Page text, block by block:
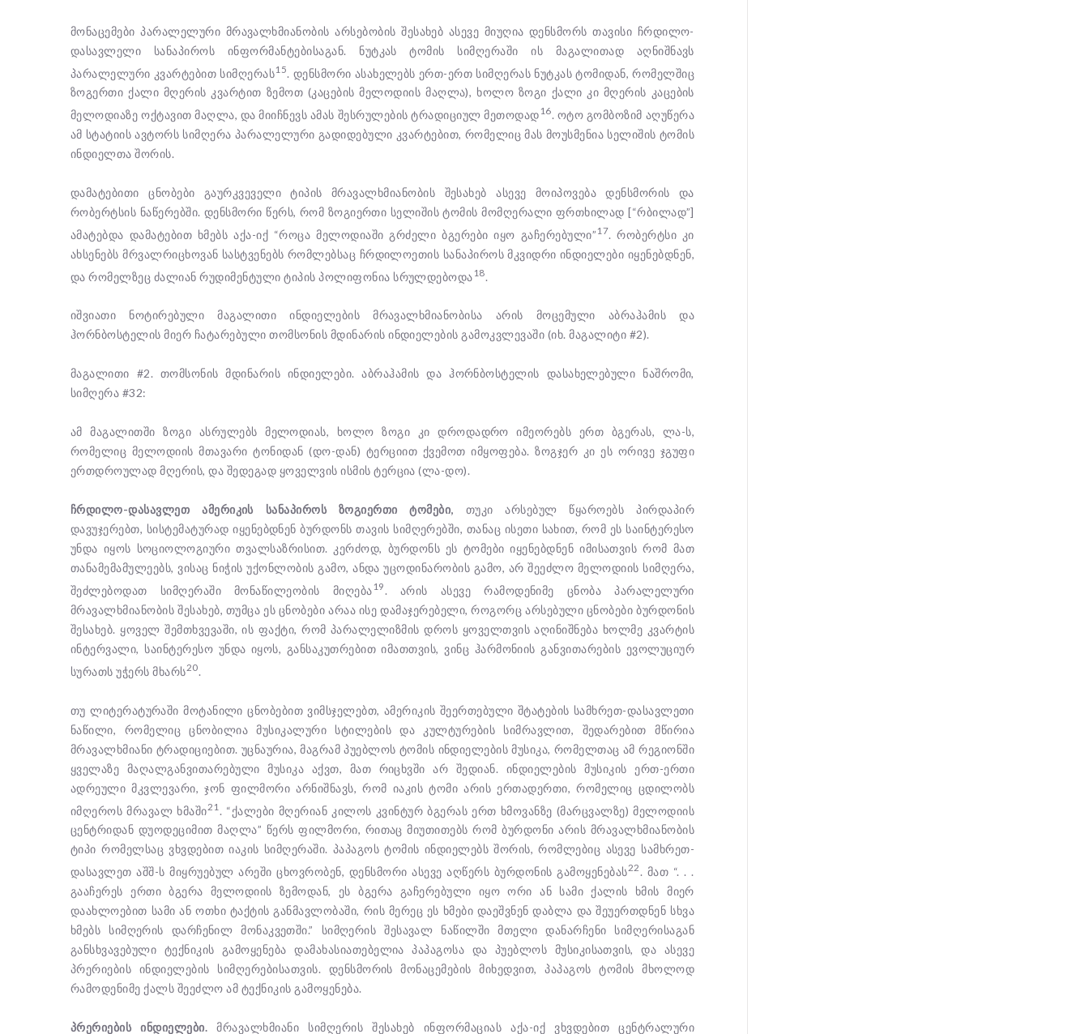
მონაცემები პარალელური მრავალხმიანობის არსებობის შესახებ ასევე მიუღია დენსმორს თავისი ჩრდილო-
დასავლელი სანაპიროს ინფორმანტებისაგან. ნუტკას ტომის სიმღერაში ის მაგალითად აღნიშნავს
პარალელური კვარტებით სიმღერას15. დენსმორი ასახელებს ერთ-ერთ სიმღერას ნუტკას ტომიდან, რომელშიც
ზოგერთი ქალი მღერის კვარტით ზემოთ (კაცების მელოდიის მაღლა), ხოლო ზოგი ქალი კი მღერის კაცების
მელოდიაზე ოქტავით მაღლა, და მიიჩნევს ამას შესრულების ტრადიციულ მეთოდად 16. ოტო გომბოზიმ აღუწერა
ამ სტატიის ავტორს სიმღერა პარალელური გადიდებული კვარტებით, რომელიც მას მოუსმენია სელიშის ტომის
ინდიელთა შორის.
დამატებითი ცნობები გაურკვეველი ტიპის მრავალხმიანობის შესახებ ასევე მოიპოვება დენსმორის და
რობერტსის ნაწერებში. დენსმორი წერს, რომ ზოგიერთი სელიშის ტომის მომღერალი ფრთხილად [“რბილად”]
ამატებდა დამატებით ხმებს აქა-იქ “როცა მელოდიაში გრძელი ბგერები იყო გაჩერებული” 17. რობერტსი კი
ახსენებს მრვალრიცხოვან სასტვენებს რომლებსაც ჩრდილოეთის სანაპიროს მკვიდრი ინდიელები იყენებდნენ,
და რომელზეც ძალიან რუდიმენტული ტიპის პოლიფონია სრულდებოდა 18.
იშვიათი ნოტირებული მაგალითი ინდიელების მრავალხმიანობისა არის მოცემული აბრაჰამის და
ჰორნბოსტელის მიერ ჩატარებული თომსონის მდინარის ინდიელების გამოკვლევაში (იხ. მაგალიტი #2).
მაგალითი #2. თომსონის მდინარის ინდიელები. აბრაჰამის და ჰორნბოსტელის დასახელებული ნაშრომი,
სიმღერა #32:
ამ მაგალითში ზოგი ასრულებს მელოდიას, ხოლო ზოგი კი დროდადრო იმეორებს ერთ ბგერას, ლა-ს,
რომელიც მელოდიის მთავარი ტონიდან (დო-დან) ტერციით ქვემოთ იმყოფება. ზოგჯერ კი ეს ორივე ჯგუფი
ერთდროულად მღერის, და შედეგად ყოველვის ისმის ტერცია (ლა-დო).
ჩრდილო-დასავლეთ ამერიკის სანაპიროს ზოგიერთი ტომები, თუკი არსებულ წყაროებს პირდაპირ
დავუჯერებთ, სისტემატურად იყენებდნენ ბურდონს თავის სიმღერებში, თანაც ისეთი სახით, რომ ეს საინტერესო
უნდა იყოს სოციოლოგიური თვალსაზრისით. კერძოდ, ბურდონს ეს ტომები იყენებდნენ იმისათვის რომ მათ
თანამემამულეებს, ვისაც ნიჭის უქონლობის გამო, ანდა უცოდინარობის გამო, არ შეეძლო მელოდიის სიმღერა,
შეძლებოდათ სიმღერაში მონაწილეობის მიღება 19. არის ასევე რამოდენიმე ცნობა პარალელური
მრავალხმიანობის შესახებ, თუმცა ეს ცნობები არაა ისე დამაჯერებელი, როგორც არსებული ცნობები ბურდონის
შესახებ. ყოველ შემთხვევაში, ის ფაქტი, რომ პარალელიზმის დროს ყოველთვის აღინიშნება ხოლმე კვარტის
ინტერვალი, საინტერესო უნდა იყოს, განსაკუთრებით იმათთვის, ვინც ჰარმონიის განვითარების ევოლუციურ
სურათს უჭერს მხარს20.
თუ ლიტერატურაში მოტანილი ცნობებით ვიმსჯელებთ, ამერიკის შეერთებული შტატების სამხრეთ-დასავლეთი
ნაწილი, რომელიც ცნობილია მუსიკალური სტილების და კულტურების სიმრავლით, შედარებით მწირია
მრავალხმიანი ტრადიციებით. უცნაურია, მაგრამ პუებლოს ტომის ინდიელების მუსიკა, რომელთაც ამ რეგიონში
ყველაზე მაღალგანვითარებული მუსიკა აქვთ, მათ რიცხვში არ შედიან. ინდიელების მუსიკის ერთ-ერთი
ადრეული მკვლევარი, ჯონ ფილმორი არნიშნავს, რომ იაკის ტომი არის ერთადერთი, რომელიც ცდილობს
იმღეროს მრავალ ხმაში21
. “ქალები მღერიან კილოს კვინტურ ბგერას ერთ ხმოვანზე (მარცვალზე) მელოდიის
ცენტრიდან დუოდეციმით მაღლა” წერს ფილმორი, რითაც მიუთითებს რომ ბურდონი არის მრავალხმიანობის
ტიპი რომელსაც ვხვდებით იაკის სიმღერაში. პაპაგოს ტომის ინდიელებს შორის, რომლებიც ასევე სამხრეთ-
დასავლეთ აშშ-ს მიყრუებულ არეში ცხოვრობენ, დენსმორი ასევე აღწერს ბურდონის გამოყენებას22. მათ “. . .
გააჩერეს ერთი ბგერა მელოდიის ზემოდან, ეს ბგერა გაჩერებული იყო ორი ან სამი ქალის ხმის მიერ
დაახლოებით სამი ან ოთხი ტაქტის განმავლობაში, რის მერეც ეს ხმები დაეშვნენ დაბლა და შეუერთდნენ სხვა
ხმებს სიმღერის დარჩენილ მონაკვეთში.” სიმღერის შესავალ ნაწილში მთელი დანარჩენი სიმღერისაგან
განსხვავებული ტექნიკის გამოყენება დამახასიათებელია პაპაგოსა და პუებლოს მუსიკისათვის, და ასევე
პრერიების ინდიელების სიმღერებისათვის. დენსმორის მონაცემების მიხედვით, პაპაგოს ტომის მხოლოდ
რამოდენიმე ქალს შეეძლო ამ ტექნიკის გამოყენება.
პრერიების ინდიელები. მრავალხმიანი სიმღერის შესახებ ინფორმაციას აქა-იქ ვხვდებით ცენტრალური